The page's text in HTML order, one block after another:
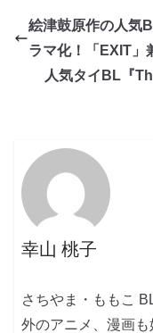
絵津鼓原作の人気
ラマ化！「EXIT」
人気タイBL『
幸山 桃子
さちやま・ももこ
外のアニメ、漫画も